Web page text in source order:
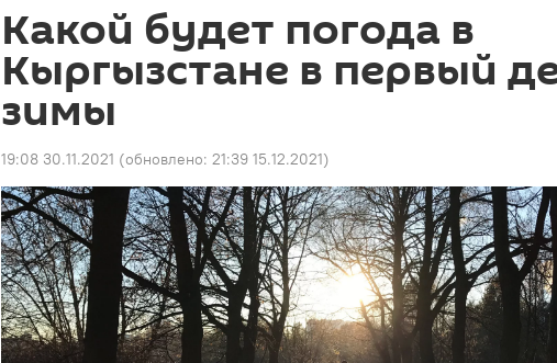
Какой будет погода в
Кыргызстане в первый
зимы
19:08 30.11.2021 (обновлено: 21:39 15.12.2021)